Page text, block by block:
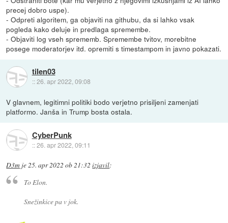
precej dobro uspe).
- Odpreti algoritem, ga objaviti na githubu, da si lahko vsak
pogleda kako deluje in predlaga spremembe.
- Objaviti log vseh sprememb. Spremembe tvitov, morebitne
posege moderatorjev itd. opremiti s timestampom in javno pokazati.
tilen03
::26. apr 2022, 09:08
V glavnem, legitimni politiki bodo verjetno prisiljeni zamenjati
platformo. Janša in Trump bosta ostala.
CyberPunk
::26. apr 2022, 09:11
D3m je25. apr 2022 ob 21:32 izjavil:
To Elon.
Snežinkice pa v jok.